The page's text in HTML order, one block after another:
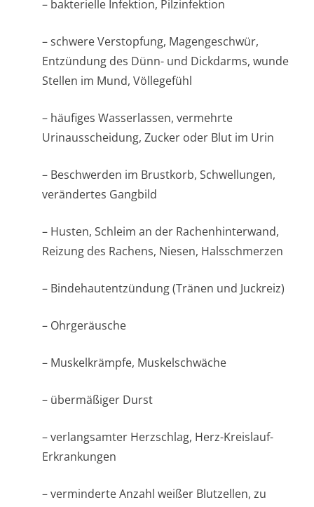
– bakterielle Infektion, Pilzinfektion
– schwere Verstopfung, Magengeschwür,
Entzündung des Dünn- und Dickdarms, wunde
Stellen im Mund, Völlegefühl
– häufiges Wasserlassen, vermehrte
Urinausscheidung, Zucker oder Blut im Urin
– Beschwerden im Brustkorb, Schwellungen,
verändertes Gangbild
– Husten, Schleim an der Rachenhinterwand,
Reizung des Rachens, Niesen, Halsschmerzen
– Bindehautentzündung (Tränen und Juckreiz)
– Ohrgeräusche
– Muskelkrämpfe, Muskelschwäche
– übermäßiger Durst
– verlangsamter Herzschlag, Herz-Kreislauf-
Erkrankungen
– verminderte Anzahl weißer Blutzellen, zu